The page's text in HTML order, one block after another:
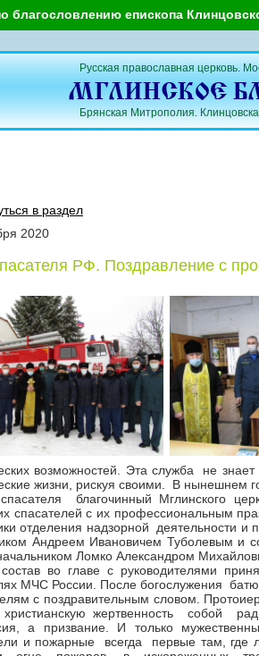
благословлению епископа
Русская православная церковь.
Брянская Митрополия.
в раздел
2020
РФ. Поздравление с
возможностей. Эта служба не
жизни, рискуя своими. В нынешнем
благочинный Мглинского
спасателей с их профессиональным
отделения надзорной деятельности и
Андреем Ивановичем Туболевым и
Ломко Александром
во главе с руководителями
МЧС России. После богослужения
с поздравительным словом.
христианскую жертвенность собой
а призвание. И только
и пожарные всегда первые там, где